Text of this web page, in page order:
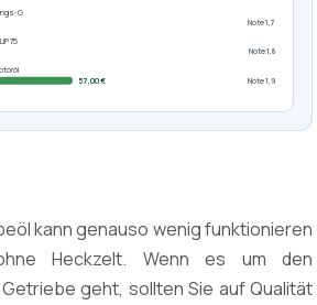
G
Note 1,7
75
Note 1,8
57,00 €
Note 1,9
kann genauso wenig funktionieren
Heckzelt. Wenn es um den
geht, sollten Sie auf Qualität